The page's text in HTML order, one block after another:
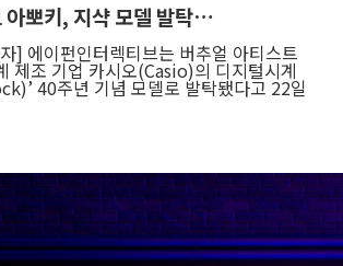
아뽀키, 지샥 모델 발탁…
] 에이펀인터렉티브는 버추얼 아티스트
제조 기업 카시오(Casio)의 디지털시계
40주년 기념 모델로 발탁됐다고 22일